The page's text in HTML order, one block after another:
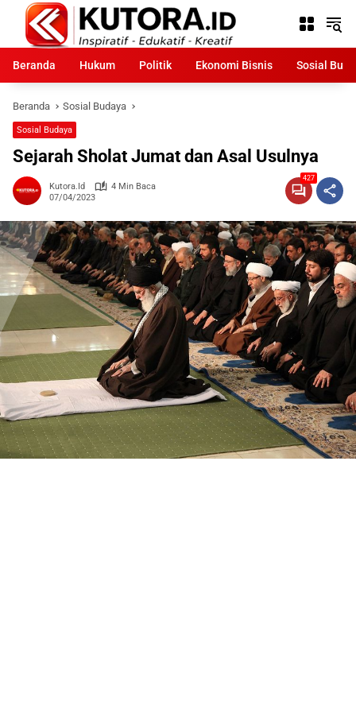
Langsung
konten
Beranda
Hukum Politik Ekonomi Bisnis Sosial
Beranda Sosial Budaya
Sosial Budaya
Sejarah Sholat Jumat dan Asal Usulnya
Kutora.id
4 Min Baca
07/04/2023
427